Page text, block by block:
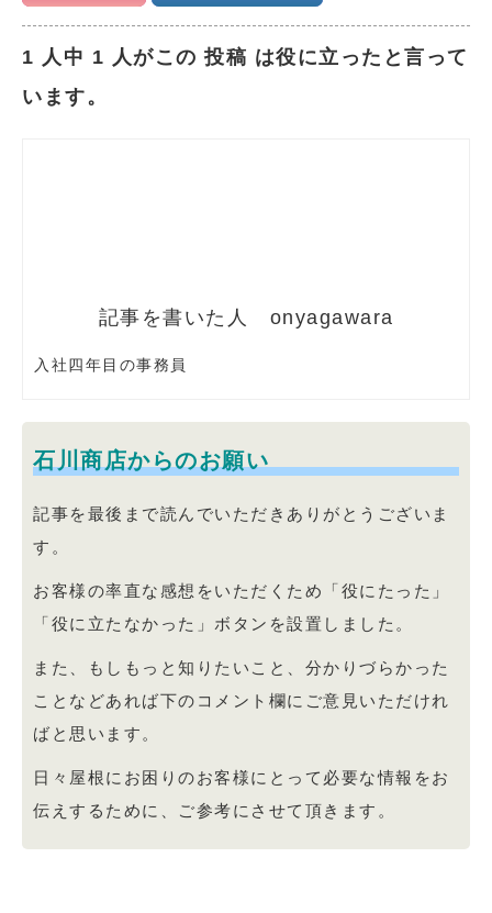
1 人中 1 人がこの 投稿 は役に立ったと言って
います。
onyagawara
入社四年目の事務員
石川商店からのお願い
記事を最後まで読んでいただきありがとうございま
す。
お客様の率直な感想をいただくため「役にたった」
「役に立たなかった」ボタンを設置しました。
また、もしもっと知りたいこと、分かりづらかった
ことなどあれば下のコメント欄にご意見いただけれ
ばと思います。
日々屋根にお困りのお客様にとって必要な情報をお
伝えするために、ご参考にさせて頂きます。